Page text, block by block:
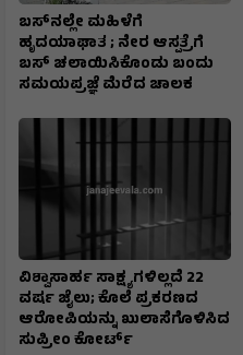
ಬಸ್‌ನಲ್ಲೇ ಮಹಿಳೆಗೆ
ಹೃದಯಾಘಾತ ; ನೇರ ಆಸ್ಪತ್ರೆಗೆ
ಬಸ್‌ ಚಲಾಯಿಸಿಕೊಂಡು ಬಂದು
ಸಮಯಪ್ರಜ್ಞೆ ಮೆರೆದ ಚಾಲಕ
ವಿಶ್ವಾಸಾರ್ಹ ಸಾಕ್ಷ್ಯಗಳಿಲ್ಲದೆ 22
ವರ್ಷ ಜೈಲು; ಕೊಲೆ ಪ್ರಕರಣದ
ಆರೋಪಿಯನ್ನು ಖುಲಾಸೆಗೊಳಿಸಿದ
ಸುಪ್ರೀಂ ಕೋರ್ಟ್